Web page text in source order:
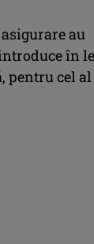
au
în
pentru cel al